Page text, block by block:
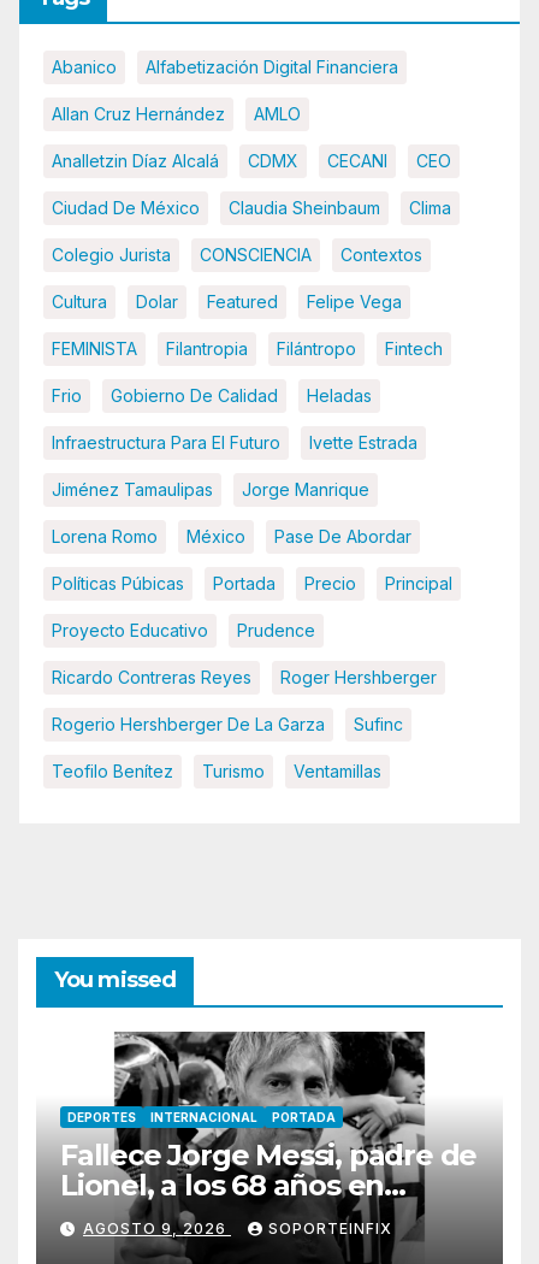
Abanico Alfabetización Digital Financiera
Allan Cruz Hernández AMLO
Analletzin Díaz Alcalá CDMX CECANI CEO
Ciudad De México Claudia Sheinbaum Clima
Colegio Jurista CONSCIENCIA Contextos
Cultura Dolar Featured Felipe Vega
FEMINISTA Filantropia Filántropo Fintech
Frio Gobierno De Calidad Heladas
Infraestructura Para El Futuro Ivette Estrada
Jiménez Tamaulipas Jorge Manrique
Lorena Romo México Pase De Abordar
Políticas Púbicas Portada Precio Principal
Proyecto Educativo Prudence
Ricardo Contreras Reyes Roger Hershberger
Rogerio Hershberger De La Garza Sufinc
Teofilo Benítez Turismo Ventamillas
You missed
DEPORTES INTERNACIONAL PORTADA
Fallece Jorge Messi, padre de
Lionel, a los 68 años en
Rosario
AGOSTO 9, 2026 SOPORTEINFIX